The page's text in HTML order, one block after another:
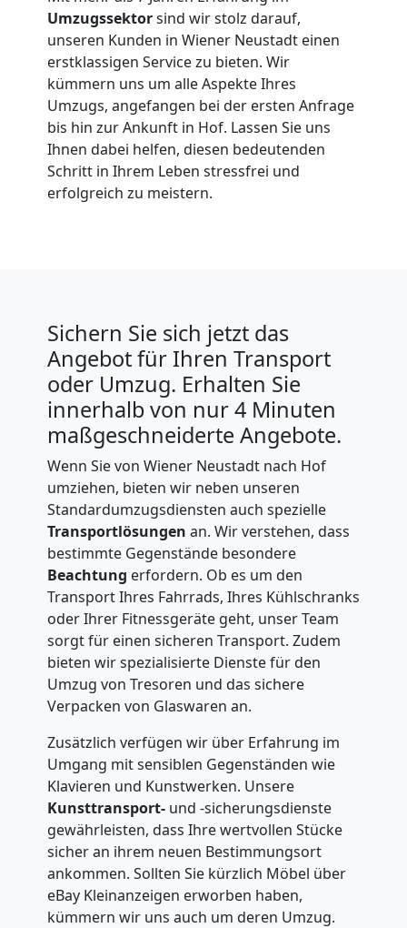
Umzugssektorsind wir stolz darauf,
unseren Kunden in Wiener Neustadt einen
erstklassigen Service zu bieten. Wir
kümmern uns um alle Aspekte Ihres
Umzugs, angefangen bei der ersten Anfrage
bis hin zur Ankunft in Hof. Lassen Sie uns
Ihnen dabei helfen, diesen bedeutenden
Schritt in Ihrem Leben stressfrei und
erfolgreich zu meistern.
Sichern Sie sich jetzt das
Angebot für Ihren Transport
oder Umzug. Erhalten Sie
innerhalb von nur 4 Minuten
maßgeschneiderte Angebote.
Wenn Sie von Wiener Neustadt nach Hof
umziehen, bieten wir neben unseren
Standardumzugsdiensten auch spezielle
Transportlösungen an. Wir verstehen, dass
bestimmte Gegenstände besondere
Beachtung erfordern. Ob es um den
Transport Ihres Fahrrads, Ihres Kühlschranks
oder Ihrer Fitnessgeräte geht, unser Team
sorgt für einen sicheren Transport. Zudem
bieten wir spezialisierte Dienste für den
Umzug von Tresoren und das sichere
Verpacken von Glaswaren an.
Zusätzlich verfügen wir über Erfahrung im
Umgang mit sensiblen Gegenständen wie
Klavieren und Kunstwerken. Unsere
Kunsttransport- und -sicherungsdienste
gewährleisten, dass Ihre wertvollen Stücke
sicher an ihrem neuen Bestimmungsort
ankommen. Sollten Sie kürzlich Möbel über
eBay Kleinanzeigen erworben haben,
kümmern wir uns auch um deren Umzug.
Umzüge
Wiener
Neustadt
Vereinsumzug
Anfrage
Möbeltransport
National
Möbeltransport
International
Beiladung
National
Beiladung
International
Internationaler
Umzug